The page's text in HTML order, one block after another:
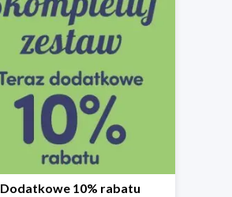
Dodatkowe 10% rabatu